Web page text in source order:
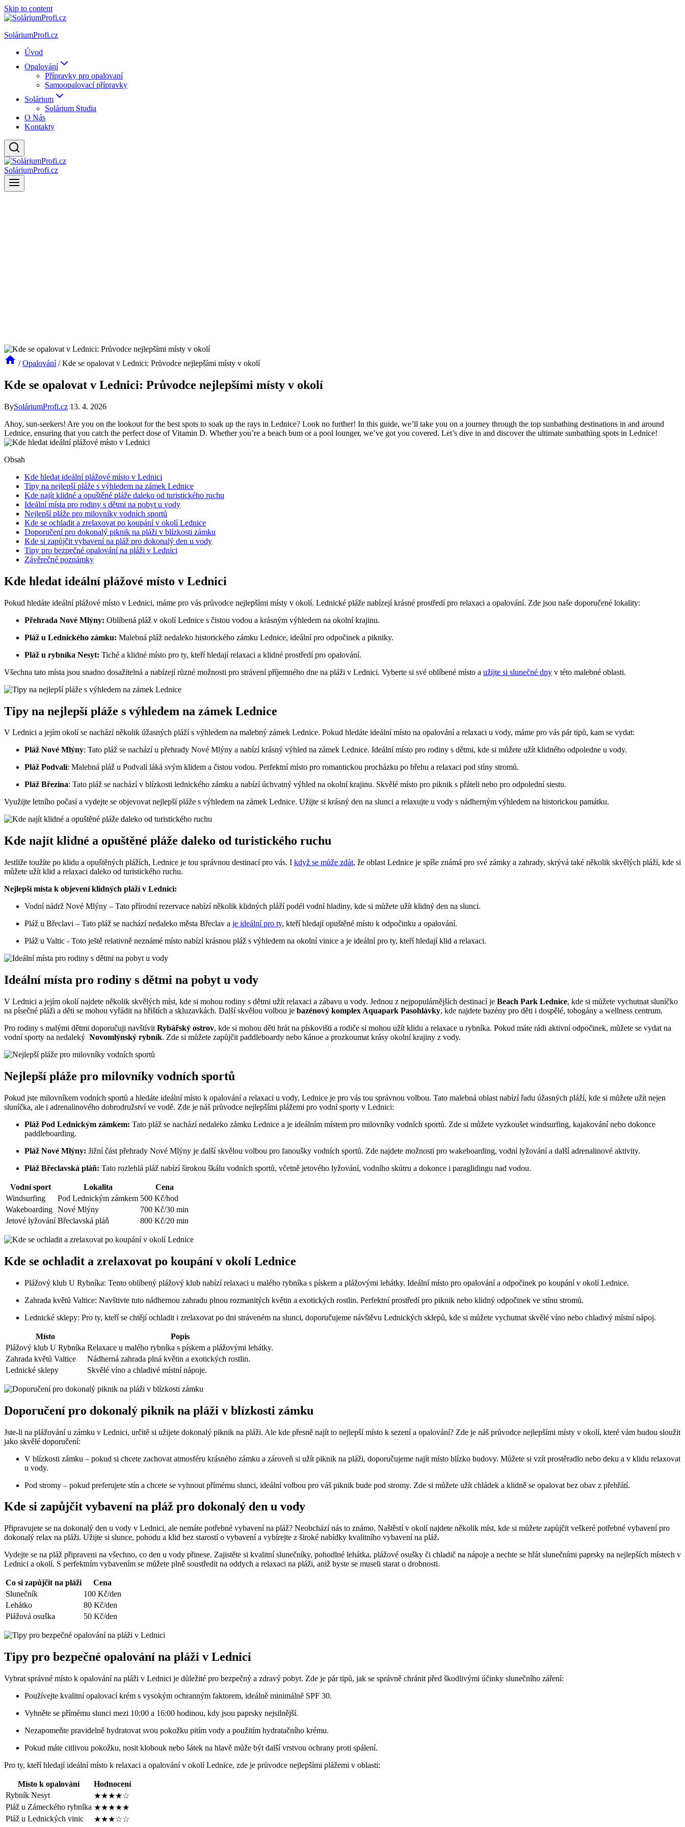
Skip to content
SoláriumProfi.cz
Úvod
Opalování
Přípravky pro opalovaní
Samoopalovací přípravky
Solárium
Solárium Studia
O Nás
Kontakty
SoláriumProfi.cz
/ Opalování / Kde se opalovat v Lednici: Průvodce nejlepšími místy v okolí
Kde se opalovat v Lednici: Průvodce nejlepšími místy v okolí
BySoláriumProfi.cz 13. 4. 2026
Ahoy, sun-seekers! Are you ⁢on the lookout for the best‍ spots to soak up ​the rays in Lednice? Look no further! In ⁣this guide, we’ll ⁢take you on a journey ​through the top sunbathing ⁤destinations in and⁤ around ​
Lednice,‌ ensuring that ⁣you catch the perfect dose of Vitamin D. ⁤Whether you’re a beach bum or a pool lounger, we’ve got you covered. Let’s dive in and discover the ultimate sunbathing spots ⁤in Lednice!
Obsah
Kde hledat ​ideální plážové místo​ v Lednici
Tipy na nejlepší pláže s výhledem na zámek Lednice
Kde⁢ najít klidné a opuštěné pláže daleko od turistického ruchu
Ideální místa pro rodiny s dětmi na pobyt u vody
Nejlepší pláže pro milovníky vodních sportů
Kde se ochladit a zrelaxovat po koupání ‌v okolí‌ Lednice
Doporučení pro dokonalý piknik na pláži v blízkosti zámku
Kde ⁢si zapůjčit vybavení na pláž pro dokonalý den u vody
Tipy pro bezpečné opalování na pláži v‍ Lednici
Závěrečné poznámky
Kde hledat ​ideální plážové místo​ v Lednici
Pokud hledáte ⁣ideální plážové místo v‌ Lednici, máme pro⁣ vás průvodce nejlepšími místy v okolí. Lednické pláže nabízejí⁢ krásné prostředí pro relaxaci a opalování. Zde jsou naše ​doporučené lokality:
Přehrada Nové​ Mlýny: Oblíbená pláž v okolí‌ Lednice s⁣ čistou vodou ⁤a⁣ krásným výhledem na okolní‌ krajinu.
Pláž​ u Lednického zámku: ⁢Malebná pláž nedaleko historického⁣ zámku Lednice, ideální pro ⁣odpočinek⁤ a ⁤pikniky.
Pláž u rybníka​ Nesyt: Tiché a klidné místo pro ty, kteří hledají relaxaci a klidné prostředí pro opalování.
Všechna tato místa jsou snadno⁢ dosažitelná a nabízejí⁢ různé‍ možnosti pro strávení​ příjemného dne ​na pláži v‍ Lednici. Vyberte ⁣si ⁣své oblíbené místo a‍ užijte si slunečné dny v této malebné oblasti.
Tipy na nejlepší pláže s výhledem na zámek Lednice
V Lednici​ a jejím okolí se nachází ‍několik úžasných pláží s výhledem na ‌malebný zámek Lednice.⁣ Pokud hledáte ideální místo na opalování a relaxaci‍ u ⁤vody, ‌máme ​pro vás pár tipů,‌ kam se⁣ vydat:
Pláž Nové Mlýny: Tato pláž se nachází u přehrady Nové‌ Mlýny a nabízí⁣ krásný výhled na zámek Lednice. Ideální místo pro rodiny s dětmi, ​kde si můžete užít klidného‌ odpoledne u vody.
Pláž ⁢Podvalí: Malebná pláž u Podvalí láká svým klidem ⁤a čistou vodou. Perfektní⁤ místo ​pro⁤ romantickou procházku ‌po břehu a relaxaci ‌pod stíny stromů.
Pláž⁣ Březina: Tato ⁤pláž se nachází v blízkosti lednického zámku a nabízí úchvatný výhled‌ na okolní krajinu. Skvělé ‌místo ​pro piknik s přáteli nebo⁤ pro odpolední siestu.
Využijte letního‌ počasí a‍ vydejte ⁢se objevovat nejlepší pláže s⁢ výhledem na zámek Lednice. ⁢Užijte si krásný den na⁣ slunci a relaxujte u vody s‍ nádherným výhledem na ⁢historickou památku.
Kde⁢ najít klidné a opuštěné pláže daleko od turistického ruchu
Jestliže toužíte po ‌klidu a opuštěných plážích, Lednice je tou ‌správnou⁤ destinací pro vás. I když se může zdát, že oblast Lednice je spíše​ známá pro své zámky a zahrady,⁤ skrývá také několik‌ skvělých pláží, kde si
můžete ⁣užít klid‍ a relaxaci daleko ⁣od turistického ruchu.
Nejlepší místa k objevení klidných pláží v Lednici:
Vodní nádrž Nové⁢ Mlýny – Tato přírodní rezervace nabízí​ několik klidných pláží podél vodní‍ hladiny, kde si můžete užít klidný den na slunci.
Pláž u Břeclavi – Tato‍ pláž se ⁣nachází nedaleko města Břeclav a je ideální pro ty, kteří hledají ‍opuštěné⁤ místo k odpočinku a opalování.
Pláž u Valtic ‌- Toto ještě ​relativně neznámé‍ místo nabízí krásnou pláž ⁤s výhledem na okolní‌ vinice a je⁢ ideální pro ty, kteří hledají klid a relaxaci.
Ideální místa pro rodiny s dětmi na pobyt u vody
V ⁢Lednici a jejím okolí najdete několik skvělých míst, kde si mohou ⁤rodiny s ‌dětmi ⁣užít relaxaci a⁣ zábavu u ​vody.⁤ Jednou⁢ z nejpopulárnějších destinací je Beach Park Lednice, kde si můžete ​vychutnat sluníčko
na písečné ⁤pláži a děti se mohou vyřádit‌ na hřištích a skluzavkách. Další skvělou ⁤volbou je bazénový ⁣komplex Aquapark Pasohlávky, kde najdete ⁢bazény pro děti i dospělé, tobogány a wellness centrum.
Pro ⁣rodiny s malými dětmi doporučuji navštívit‌ Rybářský ostrov, ⁢kde si ⁢mohou děti hrát na pískovišti a⁣ rodiče si mohou⁢ užít⁣ klidu a ⁣relaxace u ‌rybníka. Pokud máte ​rádi aktivní ⁣odpočinek,⁢ můžete se⁢ vydat na
‍vodní sporty na nedaleký ​ Novomlýnský rybník.⁤ Zde si ‍můžete zapůjčit paddleboardy nebo kánoe a prozkoumat ⁤krásy ‍okolní‍ krajiny⁣ z vody.
Nejlepší pláže pro milovníky vodních sportů
Pokud jste milovníkem​ vodních sportů a hledáte ideální místo k opalování a relaxaci ⁣u vody, Lednice je pro vás tou správnou ⁣volbou. Tato⁣ malebná oblast⁣ nabízí řadu úžasných pláží, kde si můžete užít nejen
sluníčka, ale i adrenalinového dobrodružství ve vodě. Zde je náš průvodce nejlepšími ⁣plážemi pro⁤ vodní sporty⁣ v Lednici:
Pláž Pod ‍Lednickým ⁤zámkem: ⁢Tato pláž se nachází nedaleko zámku Lednice⁢ a ‌je ideálním ‍místem​ pro milovníky vodních sportů. Zde⁣ si můžete ⁤vyzkoušet windsurfing, kajakování nebo ⁢dokonce
paddleboarding.
Pláž Nové Mlýny: Jižní část přehrady Nové Mlýny je další skvělou volbou pro fanoušky vodních ​sportů.⁤ Zde najdete ⁢možnosti⁣ pro ‌wakeboarding,‍ vodní lyžování a ‌další adrenalinové aktivity.
Pláž Břeclavská pláň: Tato rozlehlá pláž nabízí ⁢širokou​ škálu vodních sportů, včetně jetového lyžování, vodního skútru a dokonce i paraglidingu nad vodou.
Vodní sport Lokalita
Cena
Windsurfing
Pod Lednickým zámkem 500 Kč/hod
Wakeboarding Nové Mlýny
700 Kč/30 min
Jetové lyžování Břeclavská pláň 800 Kč/20 min
Kde se ochladit a zrelaxovat po koupání ‌v okolí‌ Lednice
Plážový klub ⁢U Rybníka: Tento oblíbený plážový⁢ klub ⁤nabízí relaxaci u malého rybníka s ​pískem a plážovými lehátky. Ideální ‍místo ⁤pro opalování​ a odpočinek po⁤ koupání v okolí Lednice.
Zahrada květů Valtice: Navštivte‌ tuto nádhernou ‍zahradu plnou rozmanitých květin a exotických⁤ rostlin. Perfektní prostředí pro piknik nebo klidný odpočinek ve stínu stromů.
Lednické sklepy: Pro‌ ty, kteří​ se chtějí ochladit​ i zrelaxovat po dni stráveném na slunci, doporučujeme návštěvu Lednických ⁤sklepů, kde si můžete⁣ vychutnat skvělé víno nebo chladivý místní nápoj.
Místo
Popis
Plážový klub U Rybníka Relaxace ⁢u malého rybníka s pískem ⁢a plážovými lehátky.
Zahrada⁤ květů ⁤Valtice
Nádherná ‌zahrada plná‍ květin a exotických rostlin.
Lednické sklepy
Skvělé víno ‌a chladivé místní nápoje.
Doporučení pro dokonalý piknik na pláži v blízkosti zámku
Jste-li na plážování ⁢u zámku ‍v Lednici,⁣ určitě si užijete dokonalý piknik na pláži.​ Ale kde⁣ přesně najít to nejlepší místo k sezení a⁤ opalování? ⁢Zde je náš průvodce nejlepšími místy v okolí, které vám budou sloužit⁢
jako skvělé doporučení:
V blízkosti ‍zámku – pokud si chcete zachovat atmosféru krásného zámku a zároveň si užít⁢ piknik na pláži, doporučujeme ⁢najít místo blízko budovy. Můžete si vzít prostěradlo⁣ nebo deku a v ‌klidu relaxovat
u vody.
Pod stromy – ‌pokud preferujete ⁢stín⁢ a chcete se vyhnout přímému‌ slunci, ideální volbou ⁤pro váš piknik bude ⁣pod stromy. Zde si můžete užít​ chládek a⁣ klidně se opalovat bez obav z přehřátí.
Kde ⁢si zapůjčit vybavení na pláž pro dokonalý den u vody
Připravujete se ​na⁣ dokonalý ⁤den u vody v‌ Lednici, ale nemáte potřebné​ vybavení na pláž? Neobchází nás ⁢to známo. Naštěstí v okolí⁤ najdete několik míst, kde‍ si můžete zapůjčit veškeré ‌potřebné vybavení⁤ pro
dokonalý relax na pláži. ‍Užijte si slunce, ​pohodu ⁣a klid bez starostí⁢ o⁤ vybavení a vybírejte z široké⁤ nabídky kvalitního vybavení na ⁣pláž.
Vydejte se na ​pláž připraveni na všechno, co den u vody přinese.‍ Zajistěte si ⁣kvalitní slunečníky, pohodlné‌ lehátka, plážové ​osušky či chladič na nápoje a nechte se hřát slunečními paprsky na ⁢nejlepších místech v
Lednici a okolí. S perfektním vybavením se můžete plně soustředit na oddych‍ a ⁣relaxaci na pláži, aniž byste se ‍museli starat o drobnosti.
Co si zapůjčit na pláži
Cena
Slunečník
100 Kč/den
Lehátko
80 Kč/den
Plážová osuška
50 ⁢Kč/den
Tipy pro bezpečné opalování na pláži v‍ Lednici
Vybrat správné místo k⁢ opalování na ⁢pláži v Lednici je důležité pro bezpečný a zdravý pobyt. ⁤Zde je pár tipů, jak ‌se ‍správně chránit před ⁢škodlivými účinky slunečního ‌záření:
Používejte kvalitní‍ opalovací ⁤krém s vysokým ochranným faktorem, ideálně minimálně ⁣SPF⁤ 30.
Vyhněte⁤ se přímému slunci mezi 10:00 a 16:00 ⁣hodinou, kdy jsou paprsky nejsilnější.
Nezapomeňte pravidelně hydratovat ⁤svou pokožku‌ pitím vody a použitím hydratačního krému.
Pokud‍ máte citlivou pokožku, nosit ‌klobouk nebo šátek na hlavě může být další vrstvou ⁢ochrany proti spálení.
Pro ty, kteří⁤ hledají ideální místo k relaxaci ⁣a opalování v okolí Lednice, zde​ je průvodce nejlepšími plážemi v oblasti:
Místo k opalování
Hodnocení
Rybník Nesyt
★★★★☆
Pláž u ⁢Zámeckého rybníka ★★★★★
Pláž u Lednických vinic
★★★☆☆